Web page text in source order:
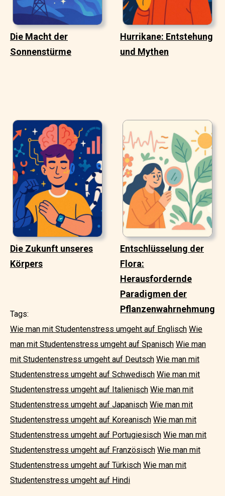
Die Macht der
Sonnenstürme
Hurrikane: Entstehung
und Mythen
Die Zukunft unseres
Körpers
Entschlüsselung der
Flora:
Herausfordernde
Paradigmen der
Pflanzenwahrnehmung
Tags:
Wie man mit Studentenstress umgeht auf Englisch Wie
man mit Studentenstress umgeht auf Spanisch Wie man
mit Studentenstress umgeht auf Deutsch Wie man mit
Studentenstress umgeht auf Schwedisch Wie man mit
Studentenstress umgeht auf Italienisch Wie man mit
Studentenstress umgeht auf Japanisch Wie man mit
Studentenstress umgeht auf Koreanisch Wie man mit
Studentenstress umgeht auf Portugiesisch Wie man mit
Studentenstress umgeht auf Französisch Wie man mit
Studentenstress umgeht auf Türkisch Wie man mit
Studentenstress umgeht auf Hindi